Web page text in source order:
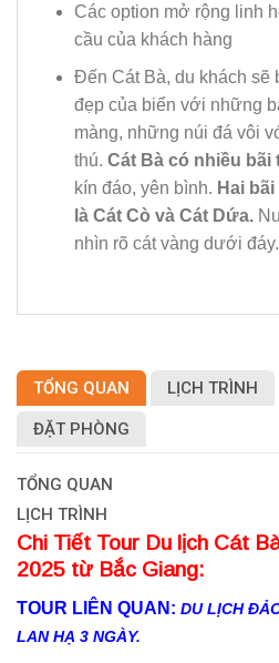
Các option mở rộng linh
cầu của khách hàng
Đến Cát Bà, du khách sẽ
đẹp của biển với những
màng, những núi đá vôi
thú. Cát Bà có nhiều bãi
kín đáo, yên bình. Hai
là Cát Cò và Cát Dứa.
nhìn rõ cát vàng dưới đáy.
TỔNG QUAN LỊCH TRÌNH
ĐẶT PHÒNG
TỔNG QUAN
LỊCH TRÌNH
Chi Tiết Tour Du lịch Cát
2025 từ Bắc Giang:
TOUR LIÊN QUAN: DU LỊCH
LAN HẠ 3 NGÀY.